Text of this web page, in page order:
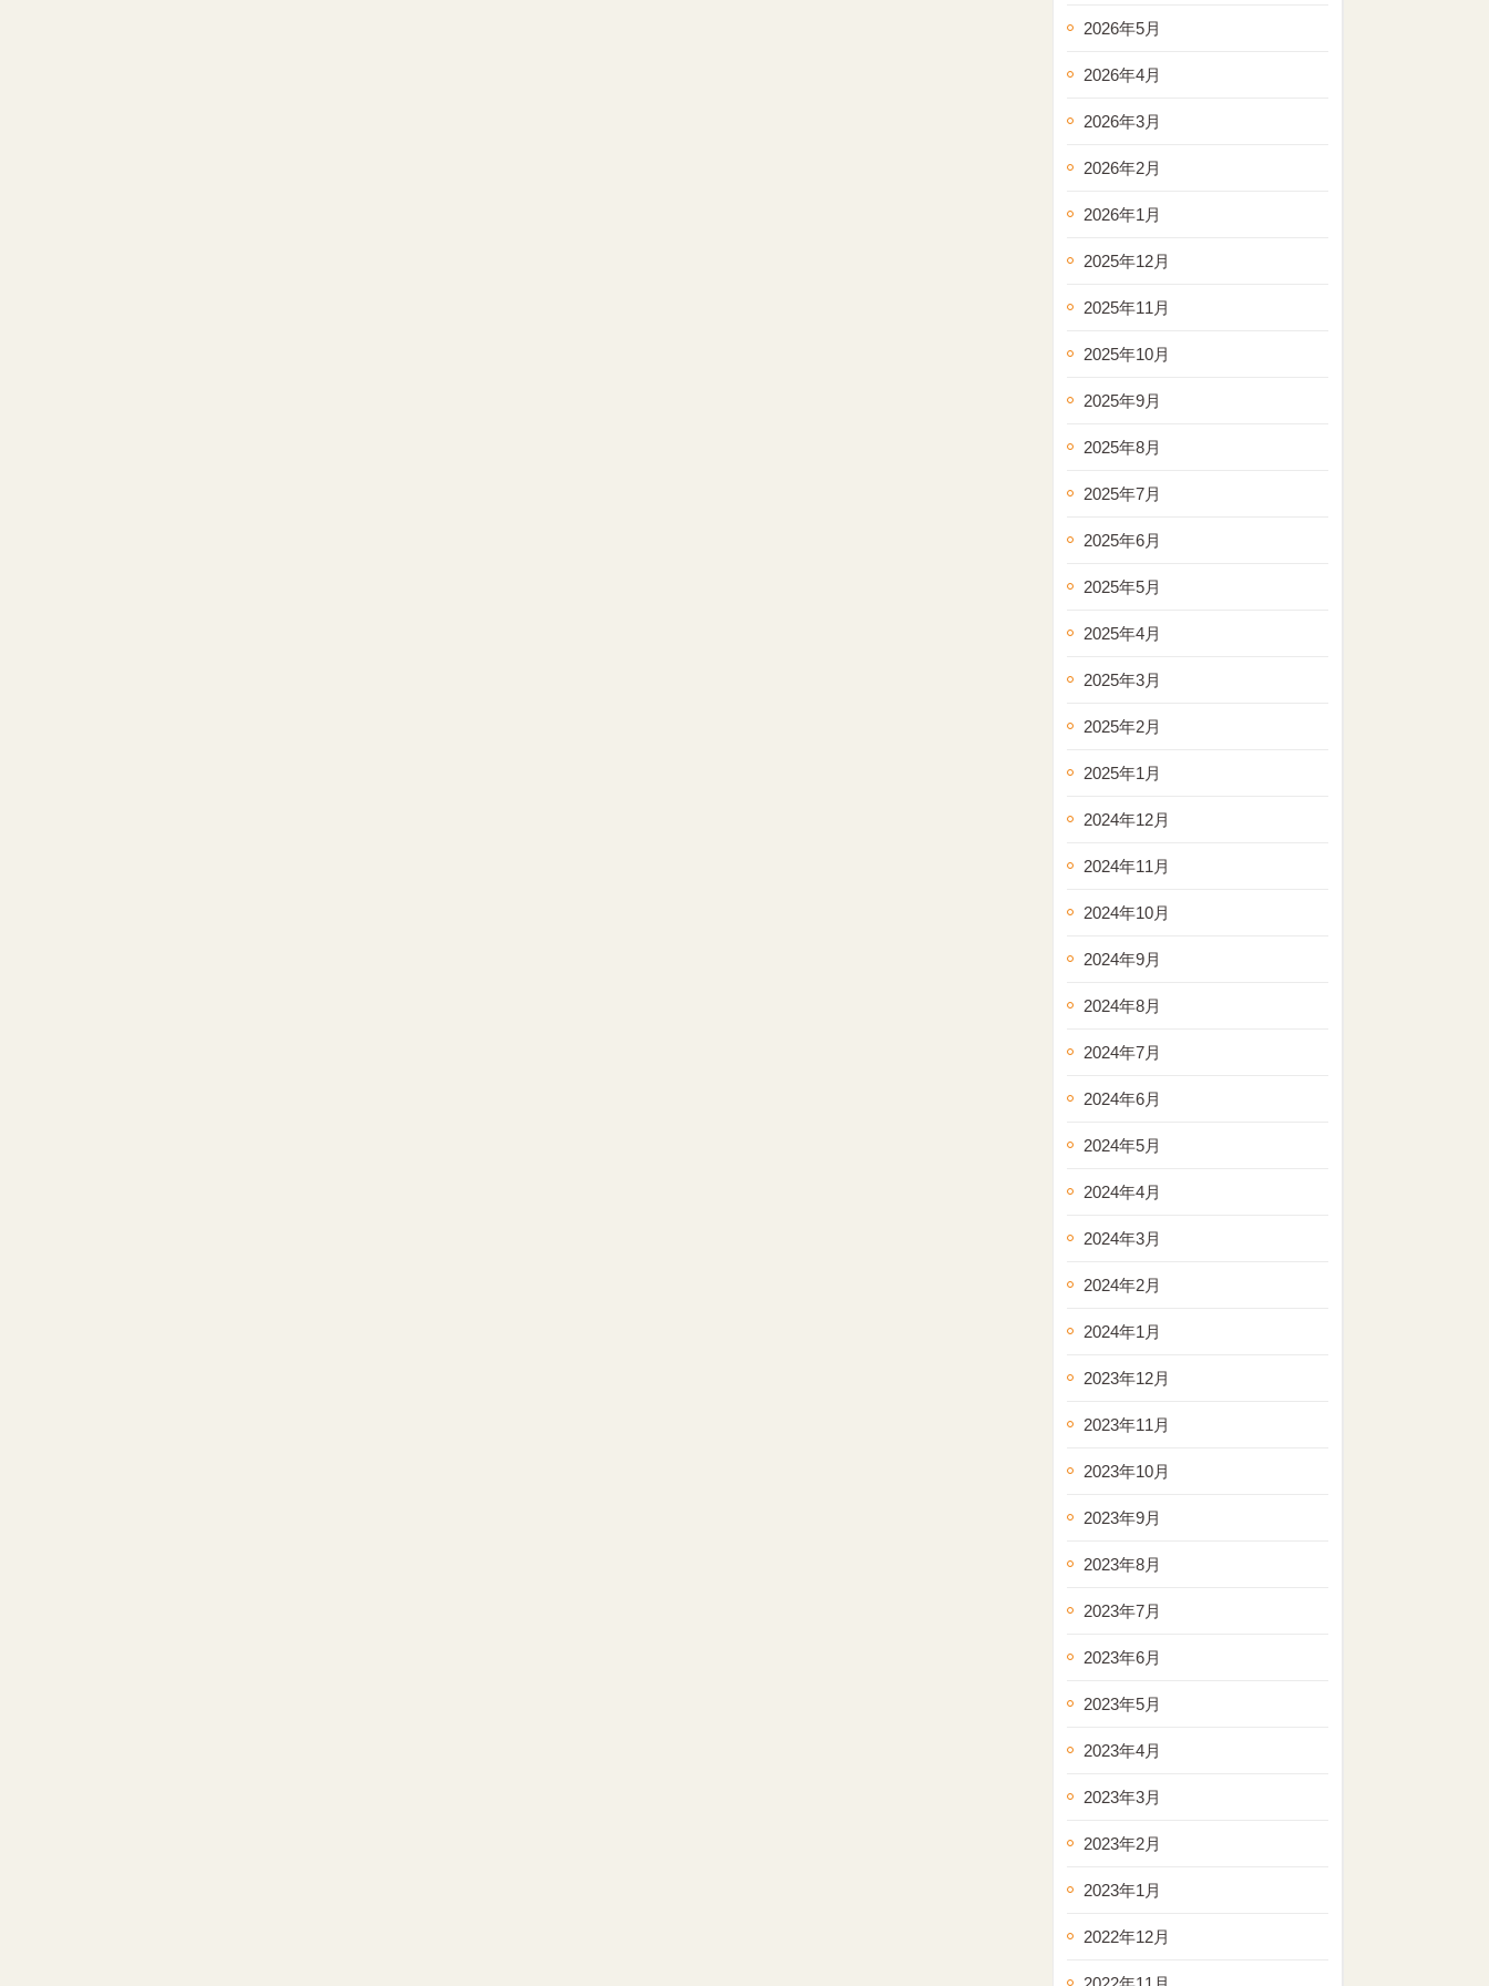
2026年5月
2026年4月
2026年3月
2026年2月
2026年1月
2025年12月
2025年11月
2025年10月
2025年9月
2025年8月
2025年7月
2025年6月
2025年5月
2025年4月
2025年3月
2025年2月
2025年1月
2024年12月
2024年11月
2024年10月
2024年9月
2024年8月
2024年7月
2024年6月
2024年5月
2024年4月
2024年3月
2024年2月
2024年1月
2023年12月
2023年11月
2023年10月
2023年9月
2023年8月
2023年7月
2023年6月
2023年5月
2023年4月
2023年3月
2023年2月
2023年1月
2022年12月